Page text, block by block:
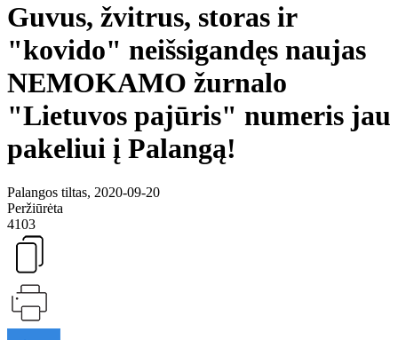
Guvus, žvitrus, storas ir
"kovido" neišsigandęs naujas
NEMOKAMO žurnalo
"Lietuvos pajūris" numeris jau
pakeliui į Palangą!
Palangos tiltas, 2020-09-20
Peržiūrėta
4103